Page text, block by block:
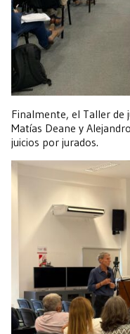
Finalmente, el Taller de
Matías Deane y
juicios por jurados.